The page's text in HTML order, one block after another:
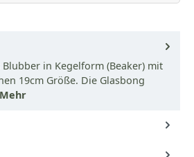
in Kegelform (Beaker) mit
19cm Größe. Die Glasbong
Mehr